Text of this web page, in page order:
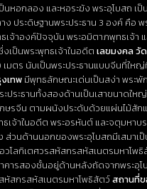
นหอกลอง และหอระฆัง พระอุโบสถ เ
ประดิษฐานพระประธาน 3 องค์ คือ
เจ้าองค์ปัจจุบัน พระอมิตาภพุทธเจ้า
งเป็นพระพุทธเจ้าในอดีต เลขมงคลวั
มตร นับเป็นพระประธานแบบจีนที่ใหญ่
เทพ มีพุทธลักษณะเด่นเป็นสง่า พระ
ประธานทั้งสองด้านเป็นเสาขนาดใหญ่
ษรจีน ตามผนังประดับด้วยแผ่นไม้สักแ
ธเจ้าในอดีต พระอรหันต์ และจตุมหาบ
ส่วนด้านนอกของพระอุโบสถมีเสมาเ
วโลกิเตศวรสหัสกรสหัสเนตรมหาโพ
คารสองชั้นอยู่ด้านหลังถัดจากพระอุโ
หัสกรสหัสเนตรมหาโพธิสัตว์สถานที่